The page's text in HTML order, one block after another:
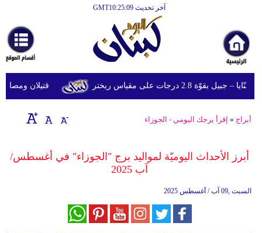
آخر تحديث GMT10:25:09
أخبارعاجلة
رياضة
ثقافة
إقتصاد
وموسيقى
قتيلان ومصابون جراء 14 غارة إسرائيلية على شرق 2.8 درجات على مقياس ريختر
أبراج » إقرأ برجك اليومي - الجوزاء
أبرز الأحداث اليوميّة لمواليد برج "الجوزاء" في أغسطس/
آب 2025
السبت ,09 آب / أغسطس 2025